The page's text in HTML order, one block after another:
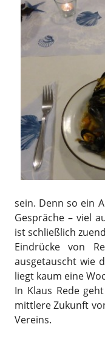
sein. Denn so ein
Gespräche – viel
ist schließlich
Eindrücke von
ausgetauscht wie
liegt kaum eine
In Klaus Rede
mittlere Zukunft
Vereins.